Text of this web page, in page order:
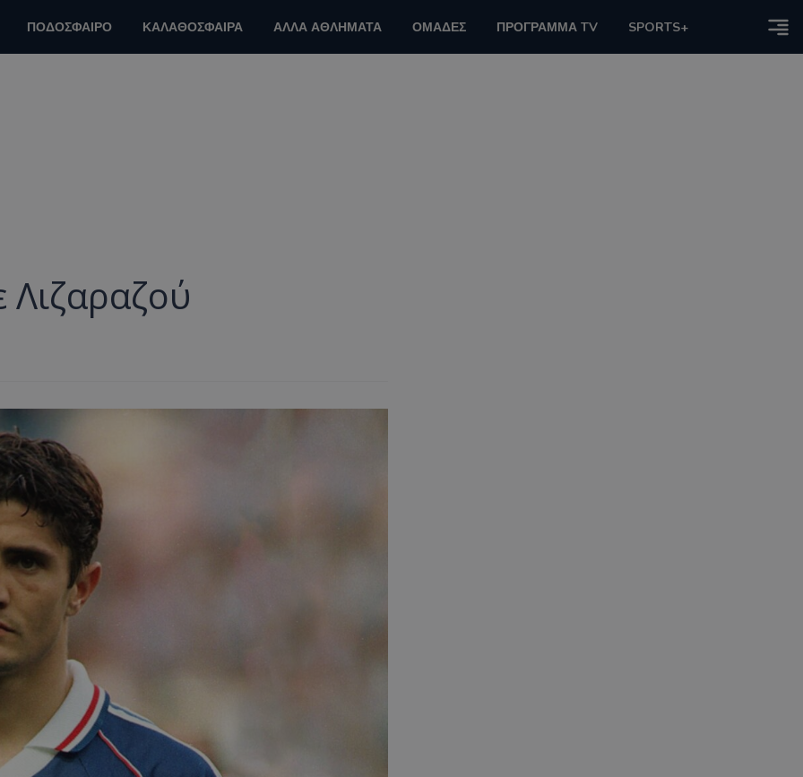
ΠΟΔΟΣΦΑΙΡΟ ΚΑΛΑΘΟΣΦΑΙΡΑ ΑΛΛΑ ΑΘΛΗΜΑΤΑ ΟΜΑΔΕΣ ΠΡΟΓΡΑΜΜΑ TV SPORTS+